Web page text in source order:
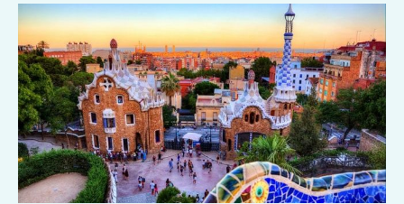
námi do ulic města, na pláž i za unikátní modernistickou
architekturou.